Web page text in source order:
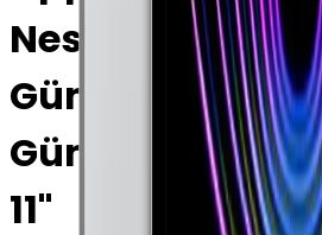
Nesil) 512 GB
Gümüş
Gümüş · 512 GB
11"